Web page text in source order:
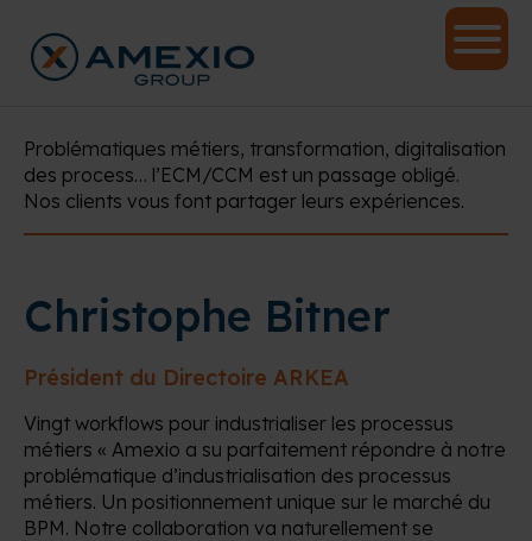
Problématiques métiers, transformation, digitalisation
des process… l’ECM/CCM est un passage obligé.
Nos clients vous font partager leurs expériences.
Christophe Bitner
Président du Directoire ARKEA
Vingt workflows pour industrialiser les processus
métiers « Amexio a su parfaitement répondre à notre
problématique d’industrialisation des processus
métiers. Un positionnement unique sur le marché du
BPM. Notre collaboration va naturellement se